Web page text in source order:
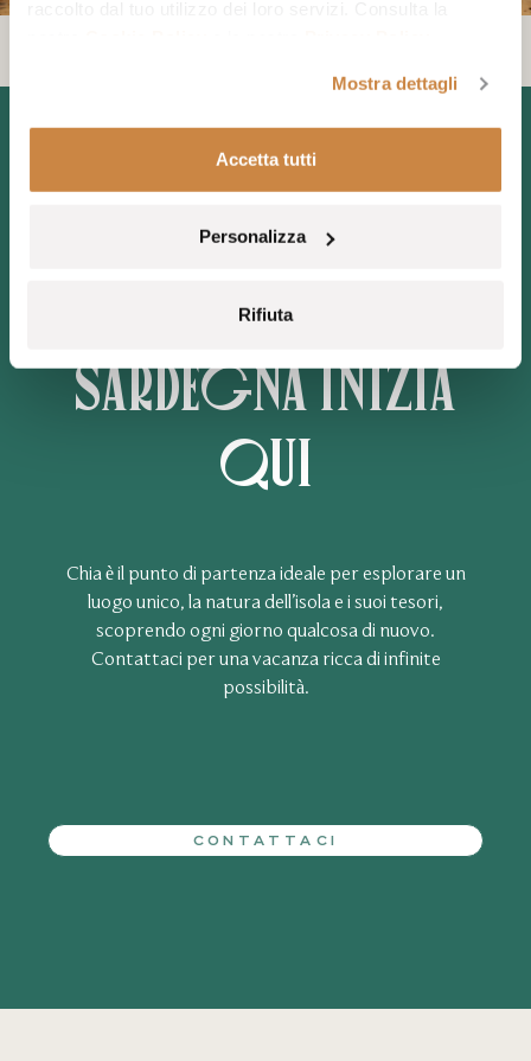
Mostra dettagli
Accetta tutti
Personalizza
Rifiuta
Il tuo viaggio
nel cuore della
Sardegna inizia
qui
Chia è il punto di partenza ideale per esplorare un
luogo unico, la natura dell’isola e i suoi tesori,
scoprendo ogni giorno qualcosa di nuovo.
Contattaci per una vacanza ricca di infinite
possibilità.
CONTATTACI